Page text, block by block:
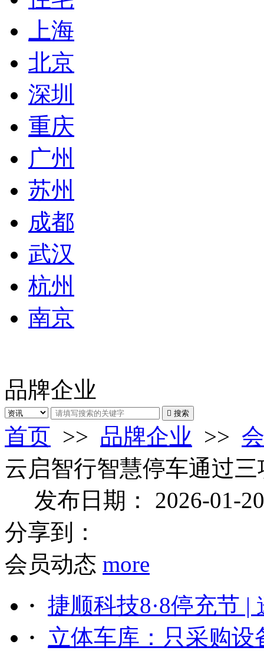
上海
北京
深圳
重庆
广州
苏州
成都
武汉
杭州
南京
品牌企业
 搜索
首页 >> 品牌企业 >>
云启智行智慧停车通过
发布日期： 2026-01-20
分享到：
会员动态 more
· 捷顺科技8·8停充节 |
· 立体车库：只采购